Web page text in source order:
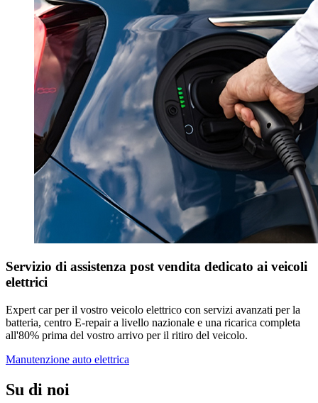
Servizio di assistenza post vendita dedicato ai veicoli
elettrici
Expert car per il vostro veicolo elettrico con servizi avanzati per la
batteria, centro E-repair a livello nazionale e una ricarica completa
all'80% prima del vostro arrivo per il ritiro del veicolo.
Manutenzione auto elettrica
Su di noi